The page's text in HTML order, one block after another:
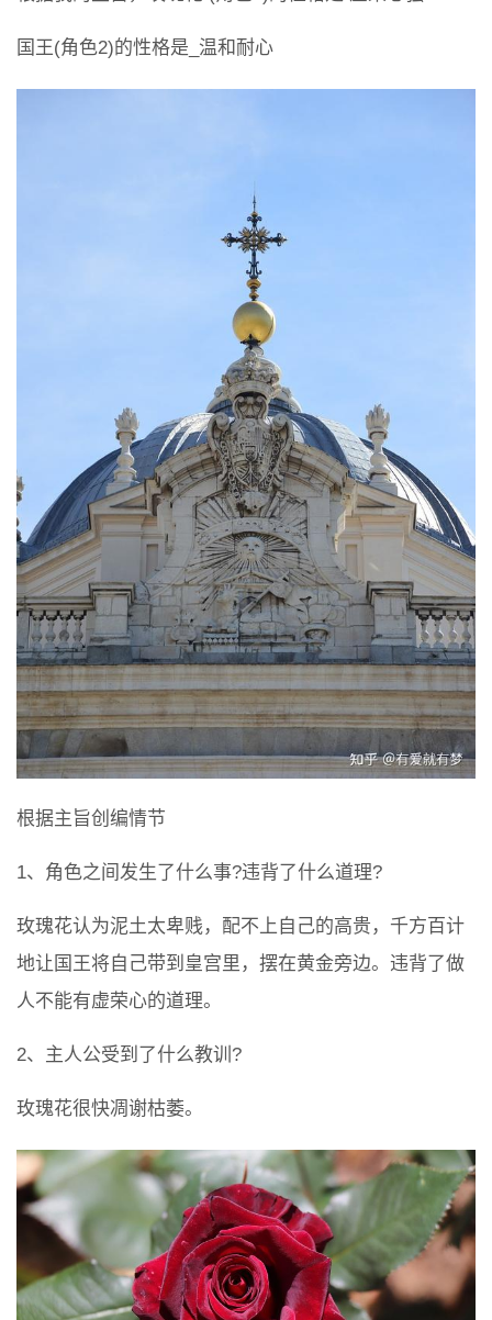
国王(角色2)的性格是_温和耐心
根据主旨创编情节
1、角色之间发生了什么事?违背了什么道理?
玫瑰花认为泥土太卑贱，配不上自己的高贵，千方百计
地让国王将自己带到皇宫里，摆在黄金旁边。违背了做
人不能有虚荣心的道理。
2、主人公受到了什么教训?
玫瑰花很快凋谢枯萎。